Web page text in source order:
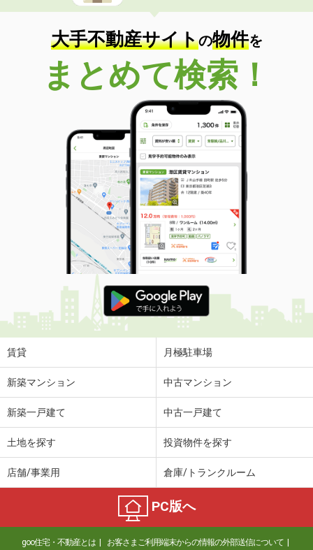
大手不動産サイトの物件を
まとめて検索！
賃貸 月極駐車場
新築マンション 中古マンション
新築一戸建て 中古一戸建て
土地を探す 投資物件を探す
店舗/事業用 倉庫/トランクルーム
PC版へ
goo住宅・不動産とは お客さまご利用端末からの情報の外部送信について